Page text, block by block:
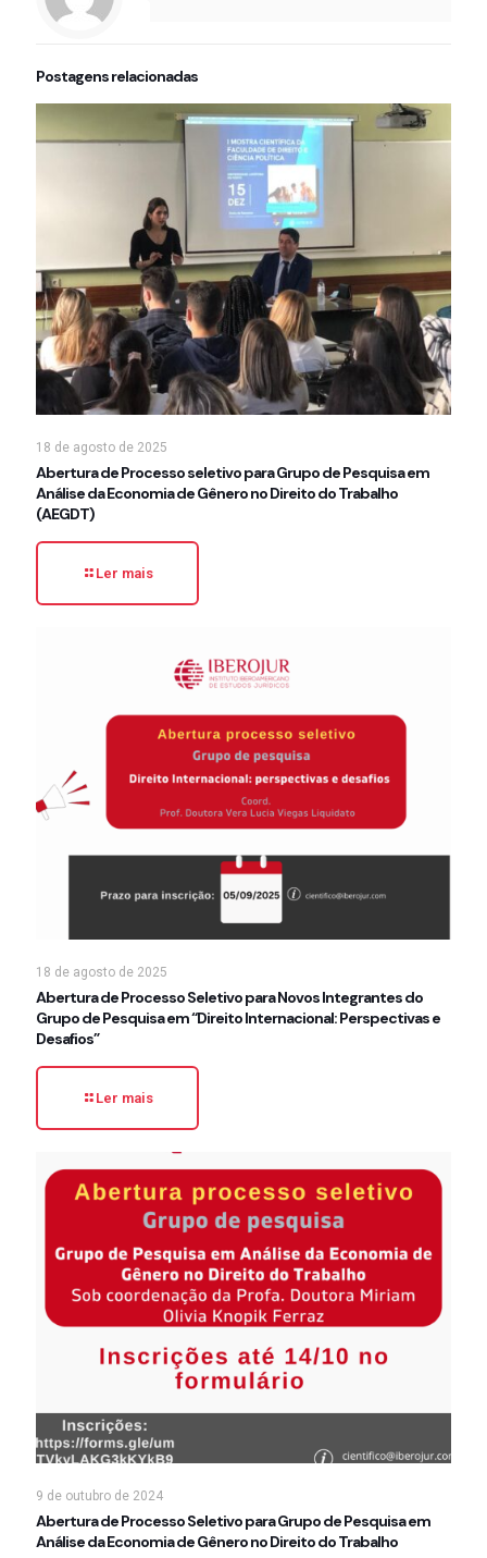
Postagens relacionadas
18 de agosto de 2025
Abertura de Processo seletivo para Grupo de Pesquisa em
Análise da Economia de Gênero no Direito do Trabalho
(AEGDT)
Ler mais
18 de agosto de 2025
Abertura de Processo Seletivo para Novos Integrantes do
Grupo de Pesquisa em “Direito Internacional: Perspectivas e
Desafios”
Ler mais
9 de outubro de 2024
Abertura de Processo Seletivo para Grupo de Pesquisa em
Análise da Economia de Gênero no Direito do Trabalho